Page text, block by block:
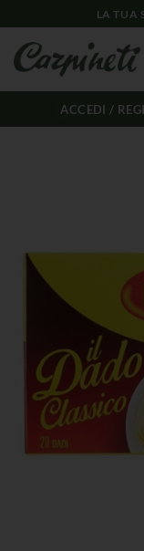
LA TUA
ACCEDI /